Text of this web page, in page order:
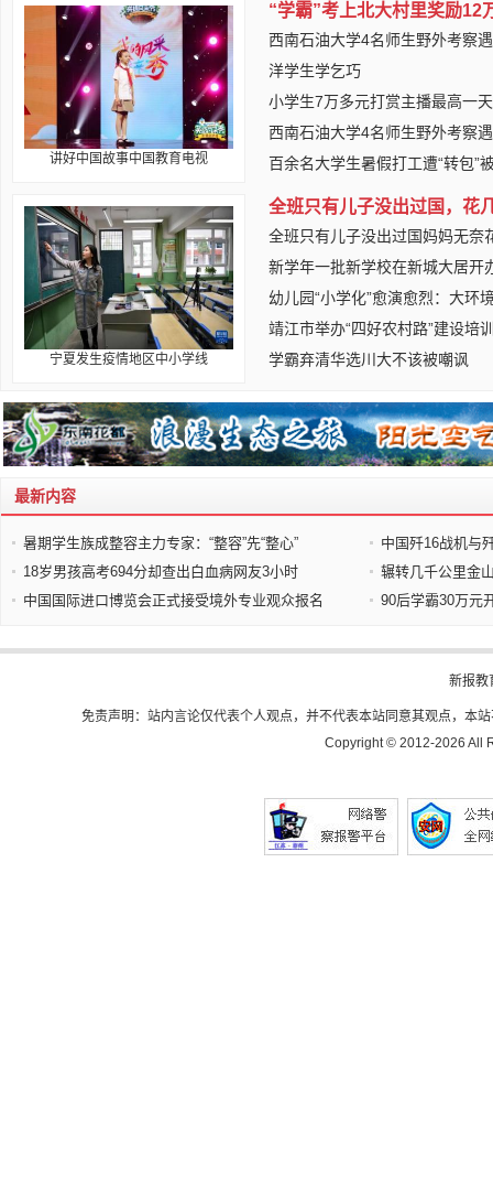
讲好中国故事中国教育电视
宁夏发生疫情地区中小学线
“学霸”考上北大村里奖励12
西南石油大学4名师生野外考察
洋学生学乞巧
小学生7万多元打赏主播最高一
西南石油大学4名师生野外考察
百余名大学生暑假打工遭“转包”
全班只有儿子没出过国，花
全班只有儿子没出过国妈妈无奈
新学年一批新学校在新城大居开
幼儿园“小学化”愈演愈烈：大环
靖江市举办“四好农村路”建设培
学霸弃清华选川大不该被嘲讽
最新内容
暑期学生族成整容主力专家：“整容”先“整心”
中国歼16战机与
18岁男孩高考694分却查出白血病网友3小时
辗转几千公里金
中国国际进口博览会正式接受境外专业观众报名
90后学霸30万元
新报教
免责声明：站内言论仅代表个人观点，并不代表本站同意其观点，本
Copyright © 2012-2026 All